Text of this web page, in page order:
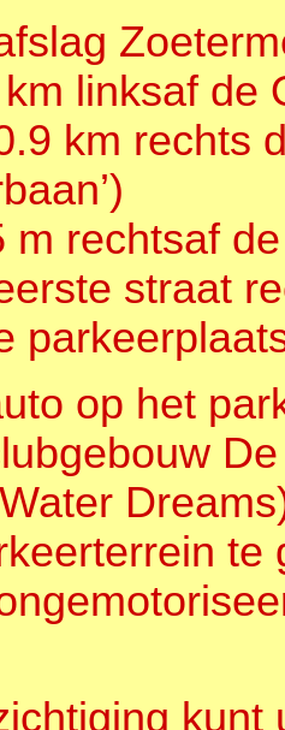
linksaf de
km rechts
m rechtsaf
straat
op het
te